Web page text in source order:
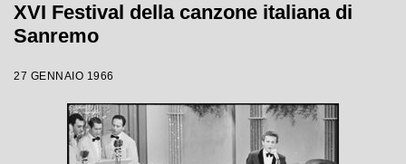
XVI Festival della canzone italiana di
Sanremo
27 GENNAIO 1966